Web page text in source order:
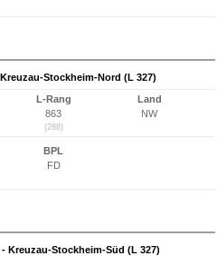
Stockheim-Nord (L 327)
L-Rang
863
(288)
Land
NW
BPL
FD
Kreuzau-Stockheim-Süd (L 327)